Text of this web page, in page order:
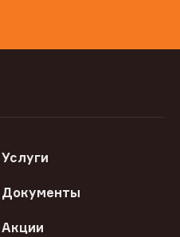
Услуги
Документы
Акции